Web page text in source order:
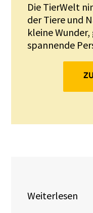
Die TierWelt
der Tiere und
kleine
spannende
Weiterlesen